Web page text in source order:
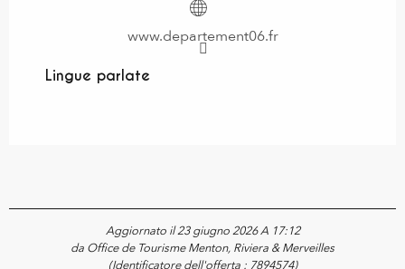
www.departement06.fr
Lingue parlate
Lingue parlate
Aggiornato il 23 giugno 2026 A 17:12
da Office de Tourisme Menton, Riviera & Merveilles
(Identificatore dell'offerta : 7894574)